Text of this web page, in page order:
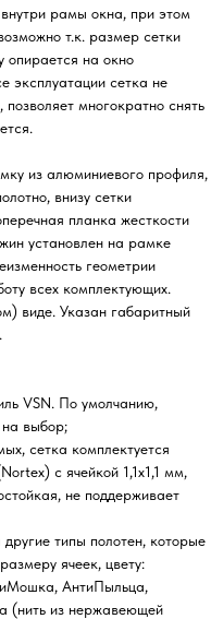
рамы окна, при этом
т.к. размер сетки
опирается на окно
эксплуатации сетка не
многократно снять
из алюминиевого профиля,
внизу сетки
планка жесткости
установлен на рамке
геометрии
всех комплектующих.
виде. Указан габаритный
VSN. По умолчанию,
на выбор;
сетка комплектуется
с ячейкой 1,1х1,1 мм,
не поддерживает
типы полотен, которые
ячеек, цвету:
АнтиПыльца,
(нить из нержавеющей